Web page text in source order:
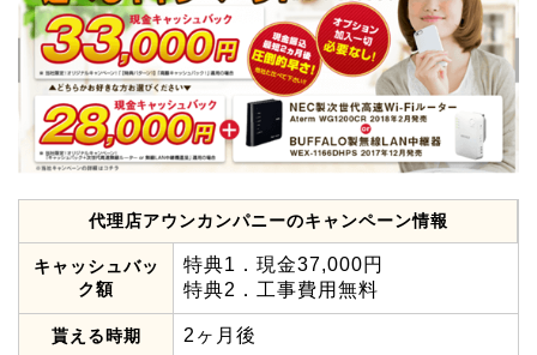
代理店アウンカンパニーのキャンペーン情報
キャッシュバッ
ク額
特典1．現金37,000円
特典2．工事費用無料
貰える時期 2ヶ月後